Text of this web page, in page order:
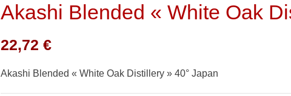
Akashi Blended « White Oak
22,72€
Akashi Blended « White Oak Distillery » 40° Japan